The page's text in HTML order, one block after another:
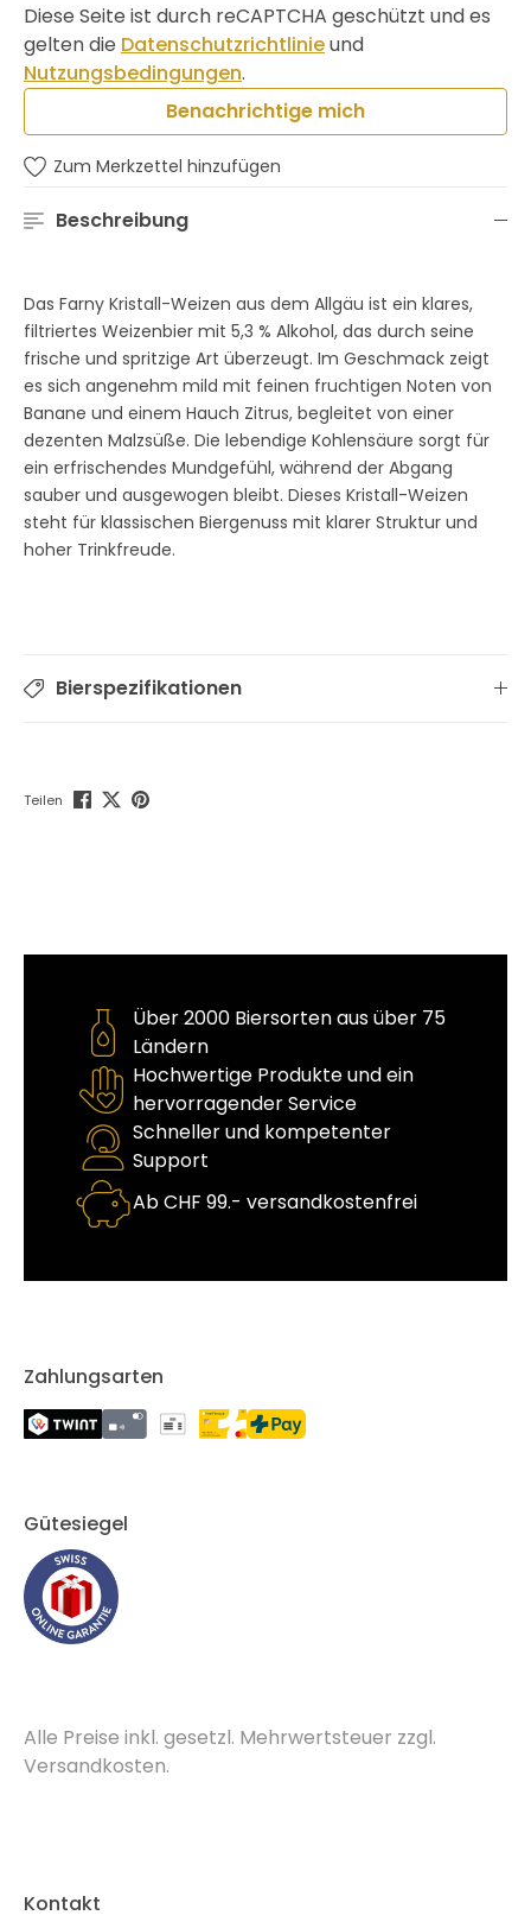
Diese Seite ist durch reCAPTCHA geschützt und es
gelten die Datenschutzrichtlinieund
Nutzungsbedingungen.
Benachrichtige mich
Zum Merkzettel hinzufügen
Beschreibung
Das Farny Kristall-Weizen aus dem Allgäu ist ein klares,
filtriertes Weizenbier mit 5,3 % Alkohol, das durch seine
frische und spritzige Art überzeugt. Im Geschmack zeigt
es sich angenehm mild mit feinen fruchtigen Noten von
Banane und einem Hauch Zitrus, begleitet von einer
dezenten Malzsüße. Die lebendige Kohlensäure sorgt für
ein erfrischendes Mundgefühl, während der Abgang
sauber und ausgewogen bleibt. Dieses Kristall-Weizen
steht für klassischen Biergenuss mit klarer Struktur und
hoher Trinkfreude.
Bierspezifikationen
Teilen
Über 2000 Biersorten aus über 75
Ländern
Hochwertige Produkte und ein
hervorragender Service
Schneller und kompetenter
Support
Ab CHF 99.- versandkostenfrei
Zahlungsarten
Gütesiegel
Alle Preise inkl. gesetzl. Mehrwertsteuer zzgl.
Versandkosten.
Kontakt